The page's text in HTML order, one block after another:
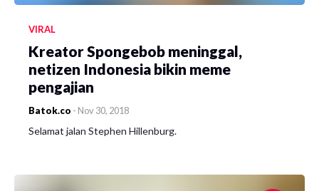
VIRAL
Kreator Spongebob meninggal,
netizen Indonesia bikin meme
pengajian
Batok.co - Nov 30, 2018
Selamat jalan Stephen Hillenburg.